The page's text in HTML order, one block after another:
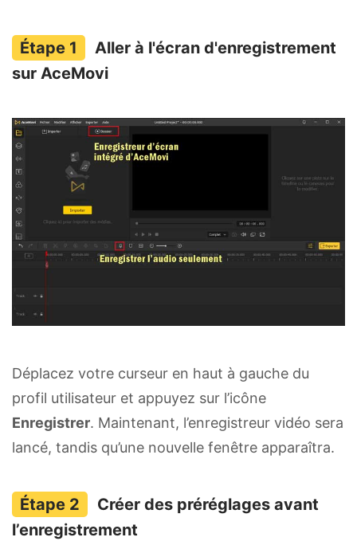
Aller à l'écran d'enregistrement
sur AceMovi
Déplacez votre curseur en haut à gauche du
profil utilisateur et appuyez sur l’icône
Enregistrer. Maintenant, l’enregistreur vidéo sera
lancé, tandis qu’une nouvelle fenêtre apparaîtra.
Créer des préréglages avant
l’enregistrement